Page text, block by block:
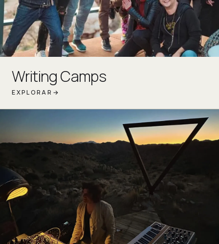
Writing Camps
EXPLORAR →